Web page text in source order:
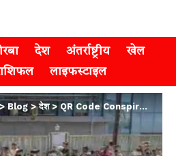
देश अंतर्राष्ट्रीय
खेल
लाइफस्टाइल
Blog >देश> QR Code Conspiracy : डिजिटल स्ट्राइक से दहला नोएडा , व्हाट्सएप पर मिली लोकेशन और फिर शुरू हुआ पथराव, तकनीक का गलत इस्तेमाल कर भड़काई भीड़